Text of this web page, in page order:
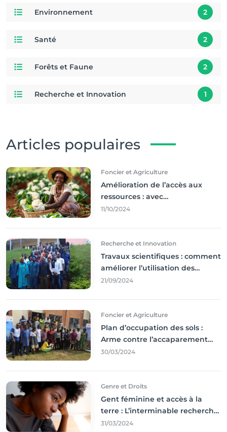
Environnement 2
Santé 2
Forêts et Faune 2
Recherche et Innovation 1
Articles populaires
Foncier et Agriculture
Amélioration de l’accès aux
ressources : avec
l'incontournable ’agriculture
11/10/2024
Recherche et Innovation
Travaux scientifiques : comment
améliorer l’utilisation des
résultats coince
21/09/2024
Foncier et Agriculture
Plan d’occupation des sols :
Arme contre l’accaparement
des terres
30/03/2024
Genre et Droits
Gent féminine et accès à la
terre : L’interminable recherche
des droits
31/03/2024